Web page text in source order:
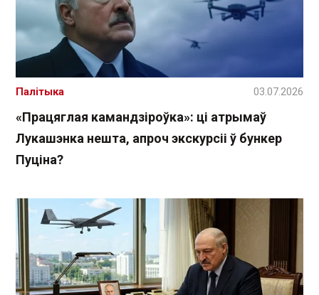
«Працяглая камандзіроўка»: ці атрымаў
Лукашэнка нешта, апроч экскурсіі ў бункер
Пуціна?
Палітыка 03.07.2026